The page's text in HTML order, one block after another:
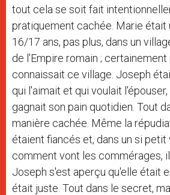
tout cela se soit fait
pratiquement cachée. Marie était
16/17 ans, pas plus, dans un
de l'Empire romain ; certainement
connaissait ce village. Joseph
qui l'aimait et qui voulait
gagnait son pain quotidien. Tout
manière cachée. Même la
étaient fiancés et, dans un si petit
comment vont les commérages,
Joseph s'est aperçu qu'elle était
était juste. Tout dans le secret,